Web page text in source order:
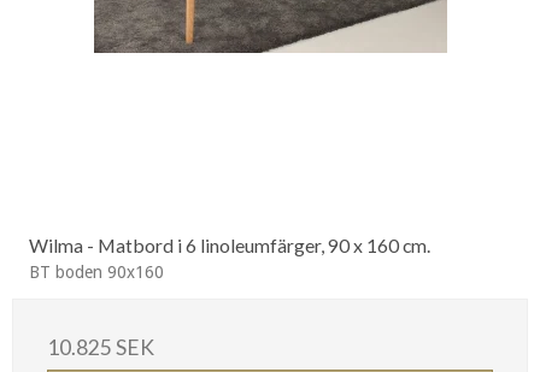
Wilma - Matbord i 6 linoleumfärger, 90 x 160 cm.
BT boden 90x160
10.825 SEK